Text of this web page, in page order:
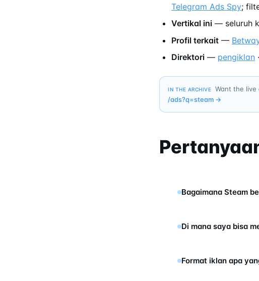
Telegram Ads Spy;
Vertikal ini — seluruh
Profil terkait —
Direktori — pengiklan ·
IN THE ARCHIVE
Want the
/ads?q=steam →
Bagaimana Steam
Di mana saya bisa
Format iklan apa